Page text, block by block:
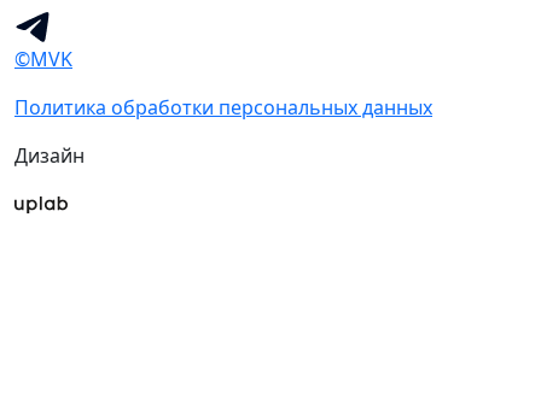
©MVK
Политика обработки персональных данных
Дизайн